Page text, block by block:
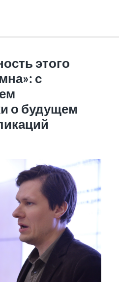
этого
с
о будущем